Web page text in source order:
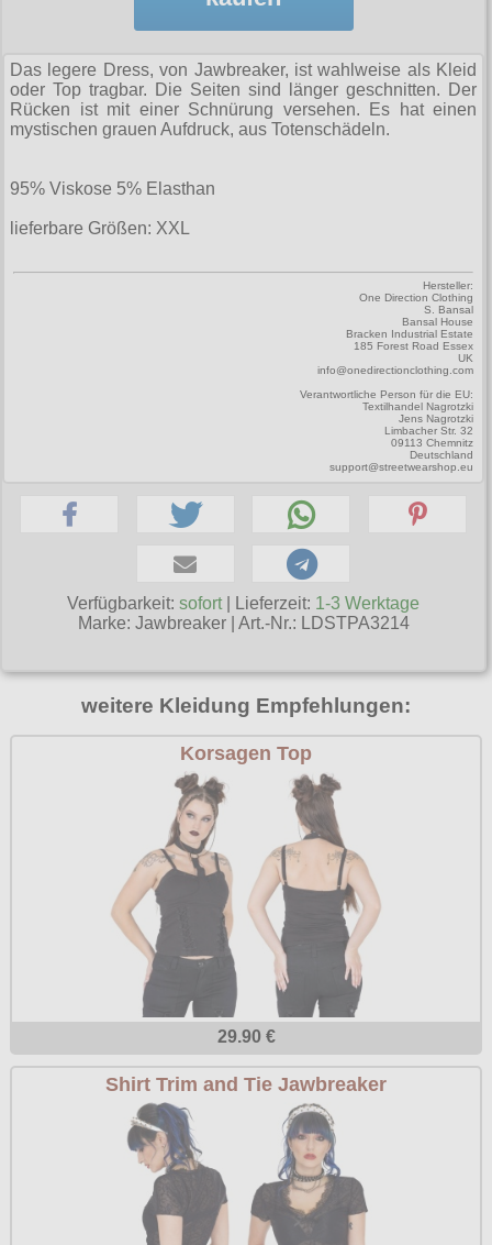
Männerhosen
Männermäntel
Männershirts kurzam
Verschiedenes
für die Beine
für die Haare
Geldbörsen
Halsbänder
Burleska
Collectif
Dead Threads
Dracula Clothing
Hellbunny
Necessary Evil
Poizen Industries
Queen of Darkness
Relco
Restyle
Rockabella
Sinister
Spin Doctor
Surplus
Vixxsin
Voodoo Vixen
Warrior Clothing
M
XL
XXL
Wave Gotik Treffen
M’era Luna Festival
Amphi Festival
Punkrock
Mods
Warenkorb ( 0 | 0.00 € )
--------------
gesamt: 0.00 €
Social Media:
Das legere Dress, von Jawbreaker, ist wahlweise als Kleid
oder Top tragbar. Die Seiten sind länger geschnitten. Der
Rücken ist mit einer Schnürung versehen. Es hat einen
mystischen grauen Aufdruck, aus Totenschädeln.
95% Viskose 5% Elasthan
lieferbare Größen: XXL
Hersteller:
One Direction Clothing
S. Bansal
Bansal House
Bracken Industrial Estate
185 Forest Road Essex
UK
info@onedirectionclothing.com
Verantwortliche Person für die EU:
Textilhandel Nagrotzki
Jens Nagrotzki
Limbacher Str. 32
09113 Chemnitz
Deutschland
support@streetwearshop.eu
Verfügbarkeit:sofort | Lieferzeit: 1-3 Werktage
Marke: Jawbreaker| Art.-Nr.: LDSTPA3214
weitere Kleidung Empfehlungen:
Korsagen Top
29.90 €
Shirt Trim and Tie Jawbreaker